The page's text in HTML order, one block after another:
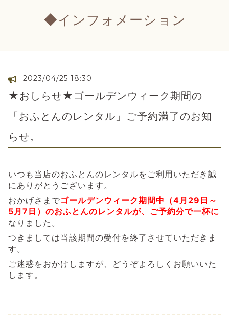
◆インフォメーション
2023/04/25 18:30
★おしらせ★ゴールデンウィーク期間の
「おふとんのレンタル」ご予約満了のお知
らせ。
いつも当店のおふとんのレンタルをご利用いただき誠
にありがとうございます。
おかげさまでゴールデンウィーク期間中（4月29日～
5月7日）のおふとんのレンタルが、ご予約分で一杯に
なりました。
つきましては当該期間の受付を終了させていただきま
す。
ご迷惑をおかけしますが、どうぞよろしくお願いいた
します。